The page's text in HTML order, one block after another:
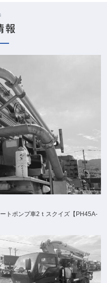
報
トポンプ車2ｔスクイズ【PH45A-